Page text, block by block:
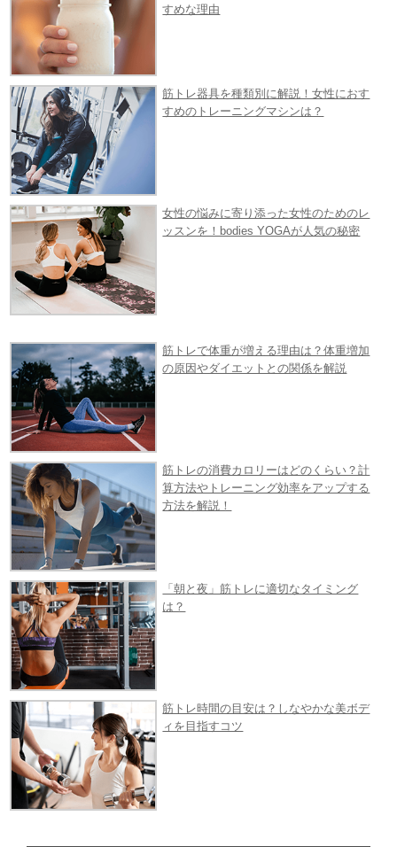
すめな理由
筋トレ器具を種類別に解説！女性におす
すめのトレーニングマシンは？
女性の悩みに寄り添った女性のためのレ
ッスンを！bodies YOGAが人気の秘密
筋トレで体重が増える理由は？体重増加
の原因やダイエットとの関係を解説
筋トレの消費カロリーはどのくらい？計
算方法やトレーニング効率をアップする
方法を解説！
「朝と夜」筋トレに適切なタイミング
は？
筋トレ時間の目安は？しなやかな美ボデ
ィを目指すコツ